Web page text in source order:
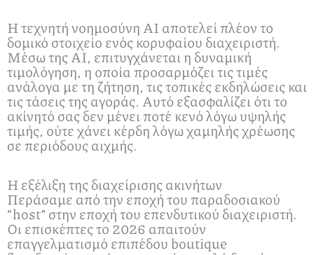
Η τεχνητή νοημοσύνη ΑΙ αποτελεί πλέον το
δομικό στοιχείο ενός κορυφαίου διαχειριστή.
Μέσω της ΑΙ, επιτυγχάνεται η δυναμική
τιμολόγηση, η οποία προσαρμόζει τις τιμές
ανάλογα με τη ζήτηση, τις τοπικές εκδηλώσεις και
τις τάσεις της αγοράς. Αυτό εξασφαλίζει ότι το
ακίνητό σας δεν μένει ποτέ κενό λόγω υψηλής
τιμής, ούτε χάνει κέρδη λόγω χαμηλής χρέωσης
σε περιόδους αιχμής.
Η εξέλιξη της διαχείρισης ακινήτων
Περάσαμε από την εποχή του παραδοσιακού
“host” στην εποχή του επενδυτικού διαχειριστή.
Οι επισκέπτες το 2026 απαιτούν
επαγγελματισμό επιπέδου boutique